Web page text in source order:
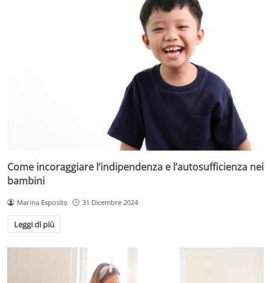
Come incoraggiare l’indipendenza e l’autosufficienza nei
bambini
Marina Esposito 31 Dicembre 2024
Leggi di più